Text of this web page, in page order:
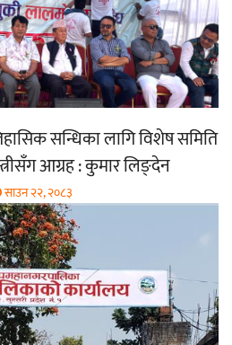
सन्धिका लागि विशेष समिति
आग्रह : कुमार लिङ्देन
साउन २२, २०८३